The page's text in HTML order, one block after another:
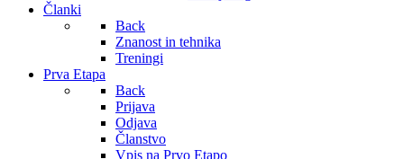
Članki
Back
Znanost in tehnika
Treningi
Prva Etapa
Back
Prijava
Odjava
Članstvo
Vpis na Prvo Etapo